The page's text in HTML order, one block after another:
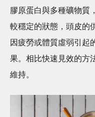
膠原蛋白與多種礦物質
較穩定的狀態，頭皮的
因疲勞或體質虛弱引起
果。相比快速見效的方
維持。